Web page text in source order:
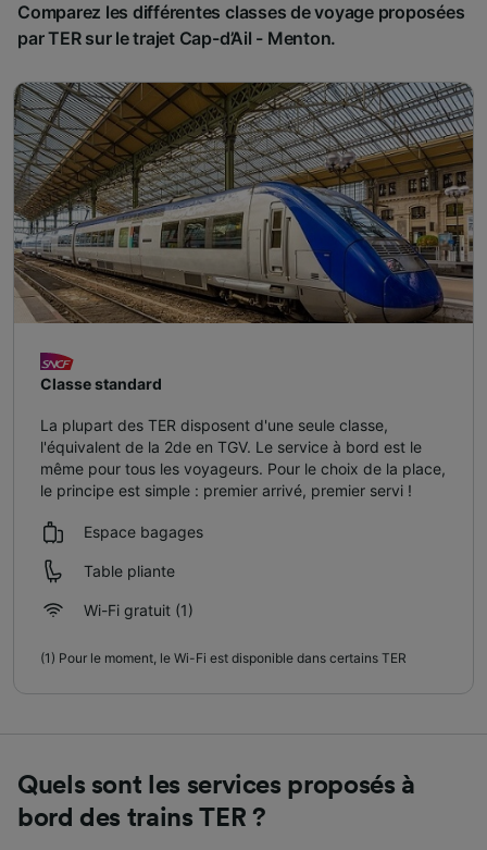
Comparez les différentes classes de voyage proposées
par TER sur le trajet Cap-d’Ail - Menton.
Classe standard
La plupart des TER disposent d'une seule classe,
l'équivalent de la 2de en TGV. Le service à bord est le
même pour tous les voyageurs. Pour le choix de la place,
le principe est simple : premier arrivé, premier servi !
Espace bagages
Table pliante
Wi-Fi gratuit (1)
(1) Pour le moment, le Wi-Fi est disponible dans certains TER
Quels sont les services proposés à
bord des trains TER ?